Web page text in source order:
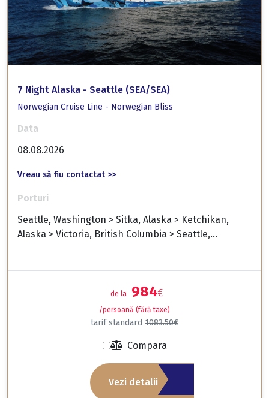
7 Night Alaska - Seattle (SEA/SEA)
Norwegian Cruise Line - Norwegian Bliss
Data
08.08.2026
Vreau să fiu contactat >>
Porturi
Seattle, Washington > Sitka, Alaska > Ketchikan,
Alaska > Victoria, British Columbia > Seattle,...
de la 984€
/persoană (fără taxe)
tarif standard 1083.50€
Compara
Vezi detalii